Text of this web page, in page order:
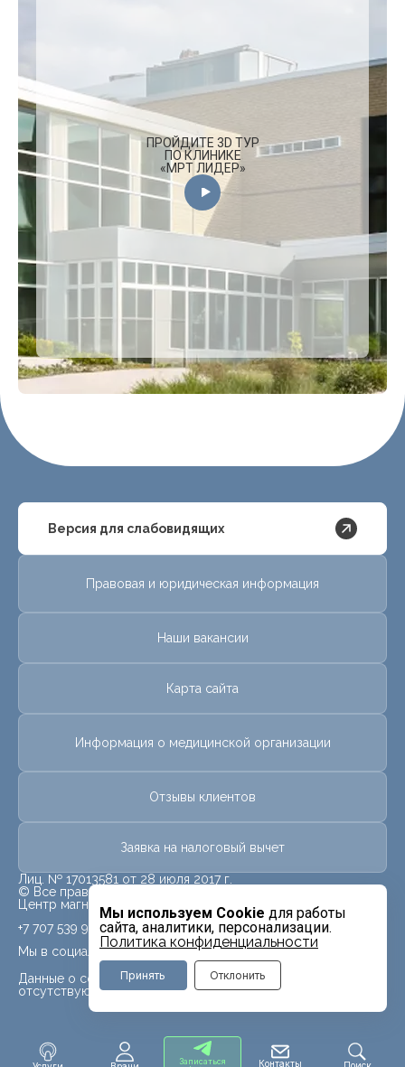
Записаться
Контакты
Мы используем Cookie для работы
сайта, аналитики, персонализации.
Политика конфиденциальности
Принять Отклонить
ПРОЙДИТЕ 3D ТУР
ПО КЛИНИКЕ
«МРТ ЛИДЕР»
Версия для слабовидящих
Правовая и юридическая информация
Наши вакансии
Карта сайта
Информация о медицинской организации
Отзывы клиентов
Заявка на налоговый вычет
Лиц. № 17013581 от 28 июля 2017 г.
© Все права защищены.
Центр магнитно-резонансной томографии «МРТ Лидер»
Мы в социальных сетях
Данные о социальных сетях для данного филиала
отсутствуют
+7 707 539 9959